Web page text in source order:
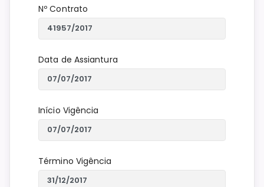
Nº Contrato
Data de Assiantura
Início Vigência
Término Vigência